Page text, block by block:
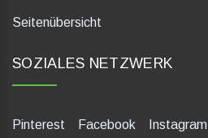
Seitenübersicht
SOZIALES NETZWERK
Pinterest Facebook Instagram